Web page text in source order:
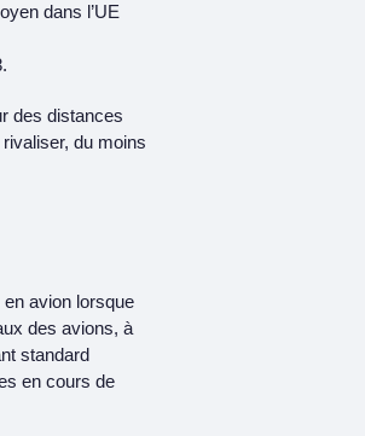
dans l’UE
des distances
du moins
avion lorsque
des avions, à
standard
en cours de